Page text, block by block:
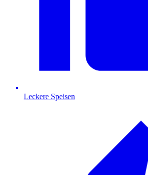
Leckere Speisen